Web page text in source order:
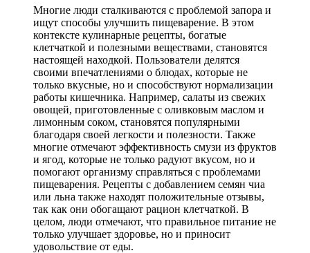
Многие люди сталкиваются с проблемой запора и
ищут способы улучшить пищеварение. В этом
контексте кулинарные рецепты, богатые
клетчаткой и полезными веществами, становятся
настоящей находкой. Пользователи делятся
своими впечатлениями о блюдах, которые не
только вкусные, но и способствуют нормализации
работы кишечника. Например, салаты из свежих
овощей, приготовленные с оливковым маслом и
лимонным соком, становятся популярными
благодаря своей легкости и полезности. Также
многие отмечают эффективность смузи из фруктов
и ягод, которые не только радуют вкусом, но и
помогают организму справляться с проблемами
пищеварения. Рецепты с добавлением семян чиа
или льна также находят положительные отзывы,
так как они обогащают рацион клетчаткой. В
целом, люди отмечают, что правильное питание не
только улучшает здоровье, но и приносит
удовольствие от еды.